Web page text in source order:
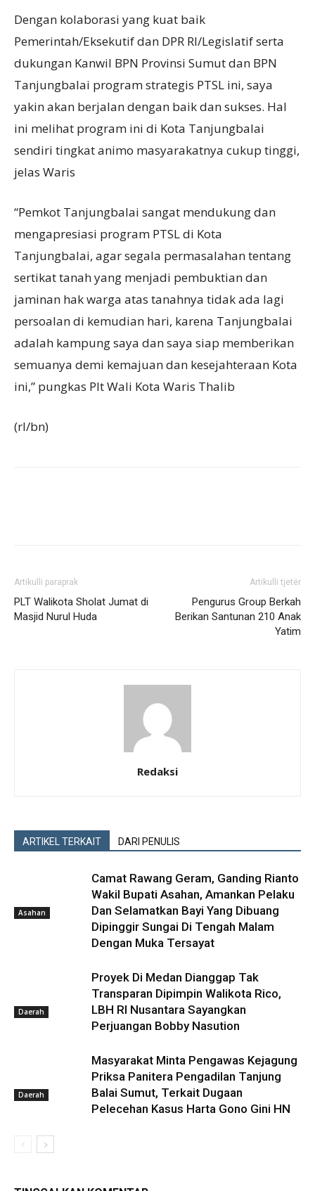
Dengan kolaborasi yang kuat baik
Pemerintah/Eksekutif dan DPR RI/Legislatif serta
dukungan Kanwil BPN Provinsi Sumut dan BPN
Tanjungbalai program strategis PTSL ini, saya
yakin akan berjalan dengan baik dan sukses. Hal
ini melihat program ini di Kota Tanjungbalai
sendiri tingkat animo masyarakatnya cukup tinggi,
jelas Waris
“Pemkot Tanjungbalai sangat mendukung dan
mengapresiasi program PTSL di Kota
Tanjungbalai, agar segala permasalahan tentang
sertikat tanah yang menjadi pembuktian dan
jaminan hak warga atas tanahnya tidak ada lagi
persoalan di kemudian hari, karena Tanjungbalai
adalah kampung saya dan saya siap memberikan
semuanya demi kemajuan dan kesejahteraan Kota
ini,” pungkas Plt Wali Kota Waris Thalib
(rl/bn)
Artikulli paraprak
PLT Walikota Sholat Jumat di
Masjid Nurul Huda
Artikulli tjetër
Pengurus Group Berkah
Berikan Santunan 210 Anak
Yatim
Redaksi
ARTIKEL TERKAIT DARI PENULIS
Asahan
Camat Rawang Geram, Ganding Rianto
Wakil Bupati Asahan, Amankan Pelaku
Dan Selamatkan Bayi Yang Dibuang
Dipinggir Sungai Di Tengah Malam
Dengan Muka Tersayat
Daerah
Proyek Di Medan Dianggap Tak
Transparan Dipimpin Walikota Rico,
LBH RI Nusantara Sayangkan
Perjuangan Bobby Nasution
Daerah
Masyarakat Minta Pengawas Kejagung
Priksa Panitera Pengadilan Tanjung
Balai Sumut, Terkait Dugaan
Pelecehan Kasus Harta Gono Gini HN